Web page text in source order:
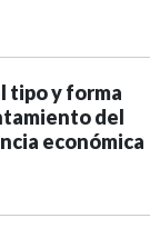
tipo y forma
del
económica